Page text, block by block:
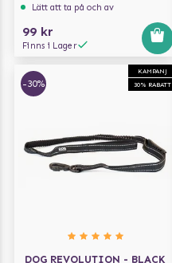
Lätt att ta på och av
99 kr
Finns i Lager
KAMPANJ
30% RABATT
-30%
DOG REVOLUTION - BLACK